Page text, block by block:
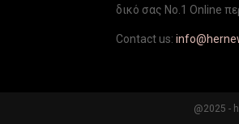
δικό σας Νo.1 Online
Contact us:
@2025 -